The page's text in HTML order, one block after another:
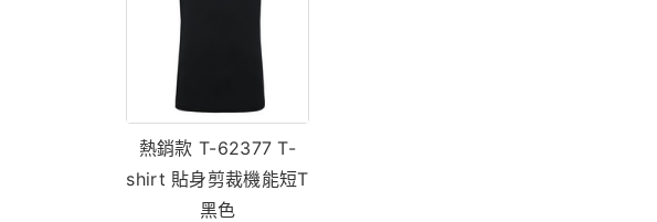
熱銷款 T-62377 T-
shirt 貼身剪裁機能短T
黑色